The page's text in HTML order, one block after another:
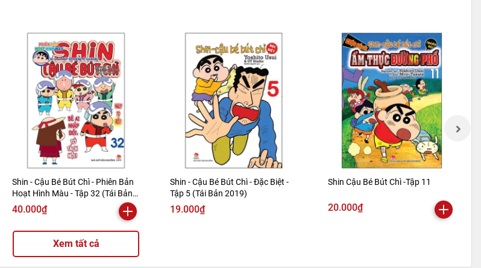
Shin - Cậu Bé Bút Chì - Phiên Bản
Hoạt Hình Màu - Tập 32 (Tái Bản
2019)
40.000₫
Shin - Cậu Bé Bút Chì - Đặc Biệt -
Tập 5 (Tái Bản 2019)
19.000₫
Shin Cậu Bé Bút Chì -Tập 11
20.000₫
Xem tất cả